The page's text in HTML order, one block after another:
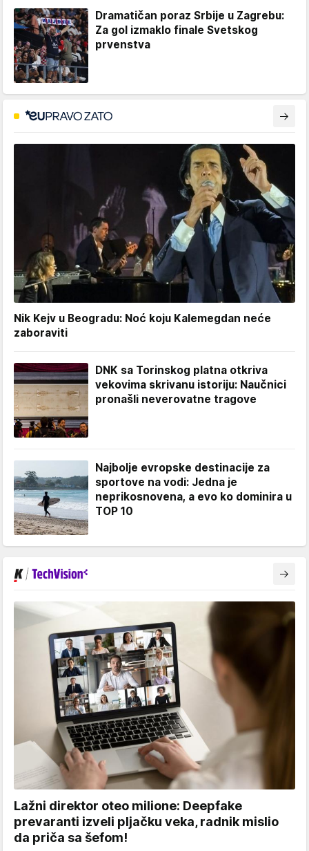
Dramatičan poraz Srbije u Zagrebu:
Za gol izmaklo finale Svetskog
prvenstva
Nik Kejv u Beogradu: Noć koju Kalemegdan neće
zaboraviti
DNK sa Torinskog platna otkriva
vekovima skrivanu istoriju: Naučnici
pronašli neverovatne tragove
Najbolje evropske destinacije za
sportove na vodi: Jedna je
neprikosnovena, a evo ko dominira u
TOP 10
Lažni direktor oteo milione: Deepfake
prevaranti izveli pljačku veka, radnik mislio
da priča sa šefom!